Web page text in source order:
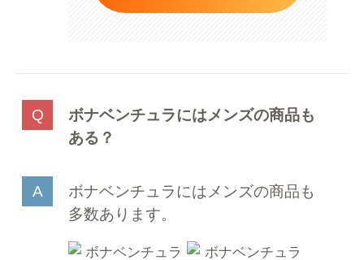
ボナベンチュラにはメンズの商品も
ある？
ボナベンチュラにはメンズの商品も
多数あります。